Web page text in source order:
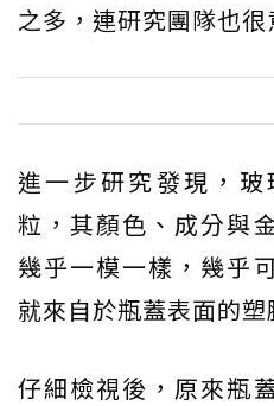
之多，連研究團隊也很
進一步研究發現，
粒，其顏色、成分與
幾乎一模一樣，幾乎
就來自於瓶蓋表面的塑
仔細檢視後，原來瓶